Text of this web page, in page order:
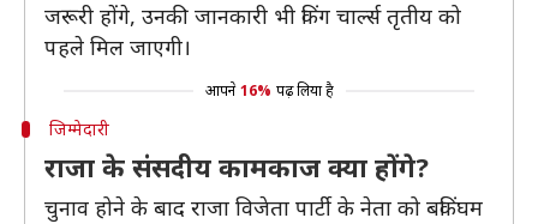
जरूरी होंगे, उनकी जानकारी भी किंग चार्ल्स तृतीय को
पहले मिल जाएगी।
आपने 16% पढ़ लिया है
जिम्मेदारी
राजा के संसदीय कामकाज क्या होंगे?
चुनाव होने के बाद राजा विजेता पार्टी के नेता को बकिंघम